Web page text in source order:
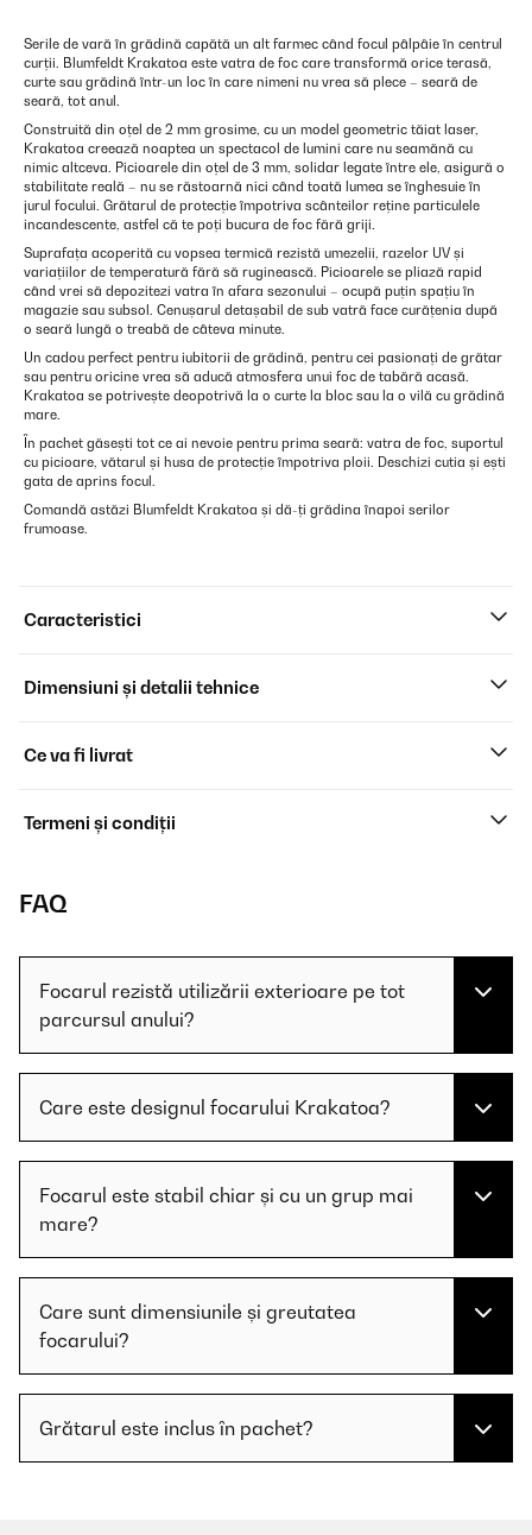
Serile de vară în grădină capătă un alt farmec când focul pâlpâie în centrul
curții. Blumfeldt Krakatoa este vatra de foc care transformă orice terasă,
curte sau grădină într-un loc în care nimeni nu vrea să plece – seară de
seară, tot anul.
Construită din oțel de 2 mm grosime, cu un model geometric tăiat laser,
Krakatoa creează noaptea un spectacol de lumini care nu seamănă cu
nimic altceva. Picioarele din oțel de 3 mm, solidar legate între ele, asigură o
stabilitate reală – nu se răstoarnă nici când toată lumea se înghesuie în
jurul focului. Grătarul de protecție împotriva scânteilor reține particulele
incandescente, astfel că te poți bucura de foc fără griji.
Suprafața acoperită cu vopsea termică rezistă umezelii, razelor UV și
variațiilor de temperatură fără să ruginească. Picioarele se pliază rapid
când vrei să depozitezi vatra în afara sezonului – ocupă puțin spațiu în
magazie sau subsol. Cenușarul detașabil de sub vatră face curățenia după
o seară lungă o treabă de câteva minute.
Un cadou perfect pentru iubitorii de grădină, pentru cei pasionați de grătar
sau pentru oricine vrea să aducă atmosfera unui foc de tabără acasă.
Krakatoa se potrivește deopotrivă la o curte la bloc sau la o vilă cu grădină
mare.
În pachet găsești tot ce ai nevoie pentru prima seară: vatra de foc, suportul
cu picioare, vătarul și husa de protecție împotriva ploii. Deschizi cutia și ești
gata de aprins focul.
Comandă astăzi Blumfeldt Krakatoa și dă-ți grădina înapoi serilor
frumoase.
Caracteristici
Dimensiuni și detalii tehnice
Ce va fi livrat
Termeni și condiții
FAQ
Focarul rezistă utilizării exterioare pe tot
parcursul anului?
Care este designul focarului Krakatoa?
Focarul este stabil chiar și cu un grup mai
mare?
Care sunt dimensiunile și greutatea
focarului?
Grătarul este inclus în pachet?